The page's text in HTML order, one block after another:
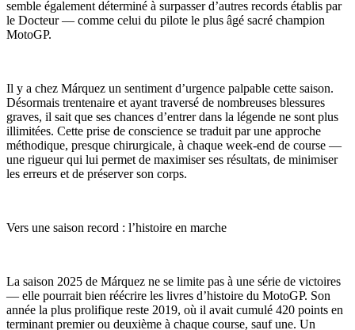
semble également déterminé à surpasser d’autres records établis par
le Docteur — comme celui du pilote le plus âgé sacré champion
MotoGP.
Il y a chez Márquez un sentiment d’urgence palpable cette saison.
Désormais trentenaire et ayant traversé de nombreuses blessures
graves, il sait que ses chances d’entrer dans la légende ne sont plus
illimitées. Cette prise de conscience se traduit par une approche
méthodique, presque chirurgicale, à chaque week-end de course —
une rigueur qui lui permet de maximiser ses résultats, de minimiser
les erreurs et de préserver son corps.
Vers une saison record : l’histoire en marche
La saison 2025 de Márquez ne se limite pas à une série de victoires
— elle pourrait bien réécrire les livres d’histoire du MotoGP. Son
année la plus prolifique reste 2019, où il avait cumulé 420 points en
terminant premier ou deuxième à chaque course, sauf une. Un